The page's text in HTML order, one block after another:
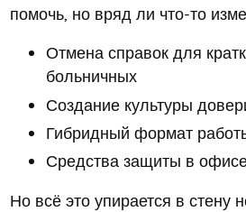
помочь, но вряд ли что-то
Отмена справок для
больничных
Создание культуры
Гибридный формат
Средства защиты в
Но всё это упирается в стену